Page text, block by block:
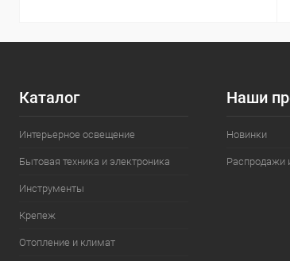
Каталог
Интерьерное освещение
Бытовая техника и электроника
Инструменты
Крепеж
Отопление и климат
Наши
Новинки
Распродажи